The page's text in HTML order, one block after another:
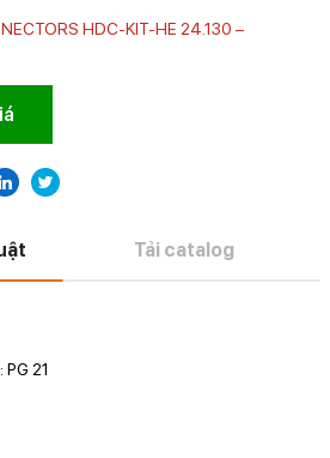
HDC-KIT-HE 24.130 –
Tải catalog
21